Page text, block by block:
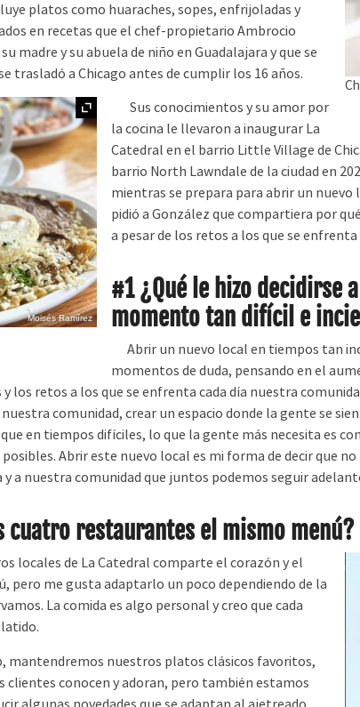
platos como huaraches, sopes, enfrijoladas y
en recetas que el chef-propietario Ambrocio
madre y su abuela de niño en Guadalajara y que se
trasladó a Chicago antes de cumplir los 16 años.
Ampliar
Moisés Ramírez
Sus conocimientos y su amor por
la cocina le llevaron a inaugurar La
Catedral en el barrio Little Village de
barrio North Lawndale de la ciudad en
mientras se prepara para abrir un
pidió a González que compartiera por
a pesar de los retos a los que se
#1 ¿Qué le hizo decidirse
momento tan difícil e
Abrir un nuevo local en tiempos tan
momentos de duda, pensando en el
y los retos a los que se enfrenta cada día nuestra
comunidad, crear un espacio donde la gente se
en tiempos difíciles, lo que la gente más necesita es
Abrir este nuevo local es mi forma de decir que
y a nuestra comunidad que juntos podemos seguir
cuatro restaurantes el mismo menú?
locales de La Catedral comparte el corazón y el
pero me gusta adaptarlo un poco dependiendo de la
La comida es algo personal y creo que cada
mantendremos nuestros platos clásicos favoritos,
clientes conocen y adoran, pero también estamos